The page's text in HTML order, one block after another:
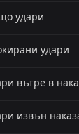
удари
удари
вътре в
извън